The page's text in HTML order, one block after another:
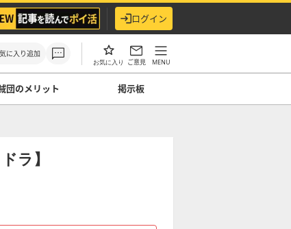
ログイン
に入り追加
お気に入り ご意見 MENU
団のメリット 掲示板
ラ】